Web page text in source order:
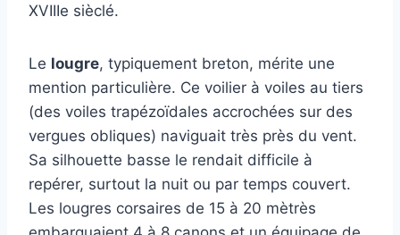
XVIIIe sièclé.
Le lougre, typiquement breton, mérite une
mention particulière. Ce voilier à voiles au tiers
(des voiles trapézoïdales accrochées sur des
vergues obliques) naviguait très près du vent.
Sa silhouette basse le rendait difficile à
repérer, surtout la nuit ou par temps couvert.
Les lougres corsaires de 15 à 20 mètrès